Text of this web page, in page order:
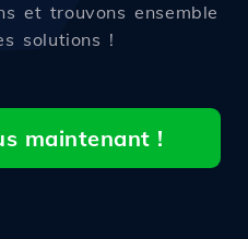
et trouvons ensemble
solutions !
maintenant !